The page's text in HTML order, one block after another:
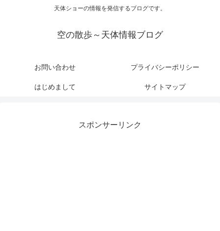
天体ショーの情報を発信するブログです。
空の散歩～天体情報ブログ
お問い合わせ プライバシーポリシー
はじめまして サイトマップ
スポンサーリンク